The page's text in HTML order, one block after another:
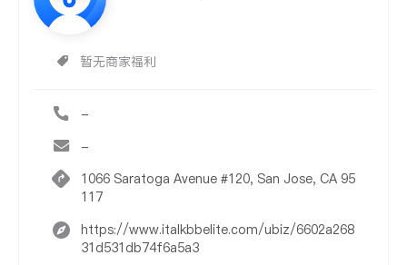
暂无商家福利
-
-
1066 Saratoga Avenue #120, San Jose, CA 95
117
https://www.italkbbelite.com/ubiz/6602a268
31d531db74f6a5a3